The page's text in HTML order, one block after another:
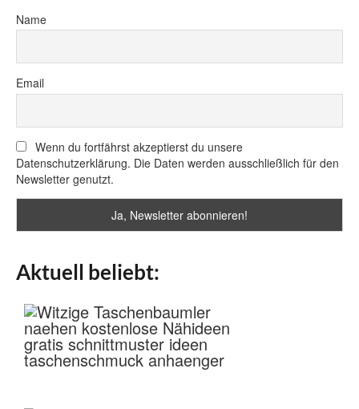
Name
Email
Wenn du fortfährst akzeptierst du unsere
Datenschutzerklärung. Die Daten werden ausschließlich für den
Newsletter genutzt.
Aktuell beliebt: